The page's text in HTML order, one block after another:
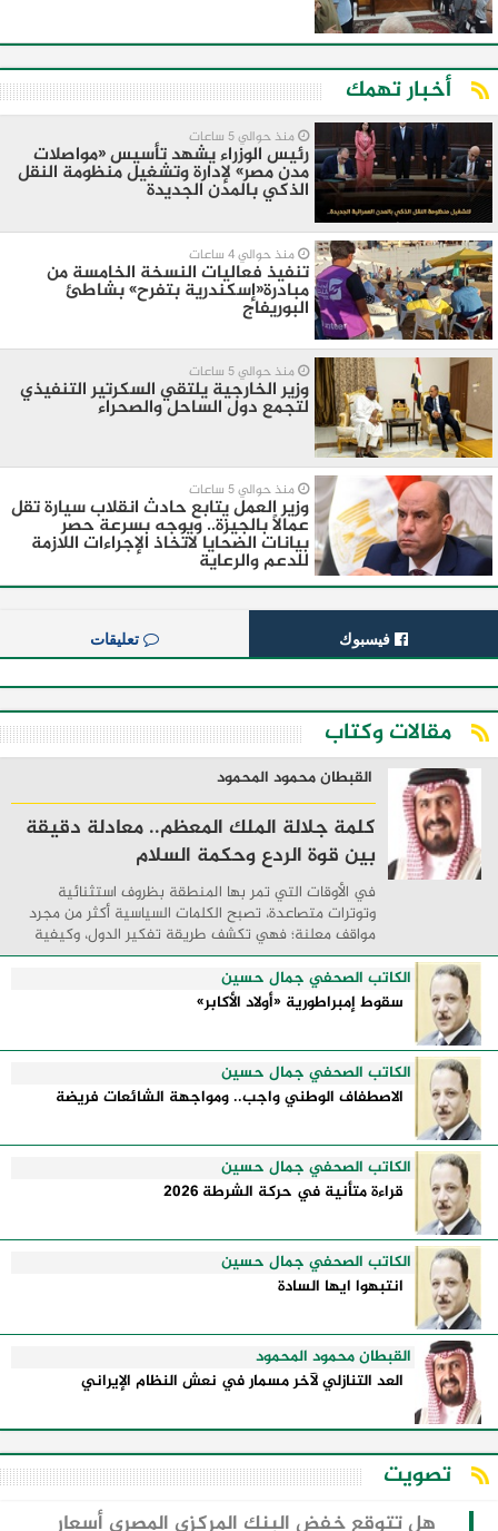
أخبار تهمك
منذ حوالي 5 ساعات
رئيس الوزراء يشهد تأسيس «مواصلات
مدن مصر» لإدارة وتشغيل منظومة النقل
الذكي بالمدن الجديدة
منذ حوالي 4 ساعات
تنفيذ فعاليات النسخة الخامسة من
مبادرة«إسكندرية بتفرح» بشاطئ
البوريفاج
منذ حوالي 5 ساعات
وزير الخارجية يلتقي السكرتير التنفيذي
لتجمع دول الساحل والصحراء
منذ حوالي 5 ساعات
وزير العمل يتابع حادث انقلاب سيارة تقل
عمالًا بالجيزة.. ويوجه بسرعة حصر
بيانات الضحايا لاتخاذ الإجراءات اللازمة
للدعم والرعاية
فيسبوك تعليقات
مقالات وكتاب
القبطان محمود المحمود
كلمة جلالة الملك المعظم.. معادلة دقيقة
بين قوة الردع وحكمة السلام
في الأوقات التي تمر بها المنطقة بظروف استثنائية
وتوترات متصاعدة، تصبح الكلمات السياسية أكثر من مجرد
مواقف معلنة؛ فهي تكشف طريقة تفكير الدول، وكيفية
إدارتها للأزمات، والحدود التي تفصل بين القوة ...
الكاتب الصحفي جمال حسين
سقوط إمبراطورية «أولاد الأكابر»
الكاتب الصحفي جمال حسين
الاصطفاف الوطني واجب.. ومواجهة الشائعات فريضة
الكاتب الصحفي جمال حسين
قراءة متأنية في حركة الشرطة 2026
الكاتب الصحفي جمال حسين
انتبهوا ايها السادة
القبطان محمود المحمود
العد التنازلي لآخر مسمار في نعش النظام الإيراني
تصويت
هل تتوقع خفض البنك المركزي المصري أسعار